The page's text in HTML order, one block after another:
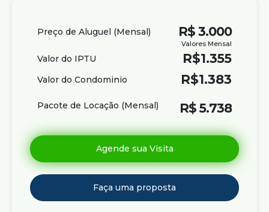
R$ 3.000
Preço de Aluguel (Mensal)
Valores Mensal
Valor do IPTU R$1.355
Valor do Condominio R$1.383
R$ 5.738
Pacote de Locação (Mensal)